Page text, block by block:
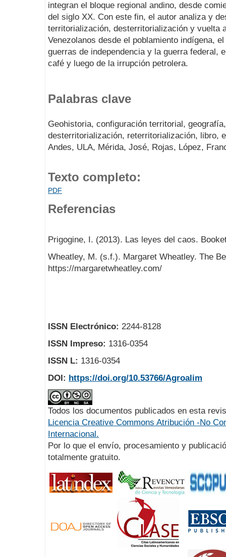
integran el bloque regional andino, desde
del siglo XX. Con este fin, el autor analiza y
territorialización, desterritorialización y vuelta
Venezolanos desde el poblamiento indígena,
guerras de independencia y la guerra federal,
café y luego de la irrupción petrolera.
Palabras clave
Geohistoria, configuración territorial,
desterritorialización, reterritorialización, libro,
Andes, ULA, Mérida, José, Rojas, López,
Texto completo:
PDF
Referencias
Prigogine, I. (2013). Las leyes del caos.
Wheatley, M. (s.f.). Margaret Wheatley. The
https://margaretwheatley.com/
ISSN Electrónico: 2244-8128
ISSN Impreso: 1316-0354
ISSN L: 1316-0354
DOI: https://doi.org/10.53766/Agroalim
Todos los documentos publicados en esta
Licencia Creative Commons Atribución -No
Internacional.
Por lo que el envío, procesamiento y
totalmente gratuito.